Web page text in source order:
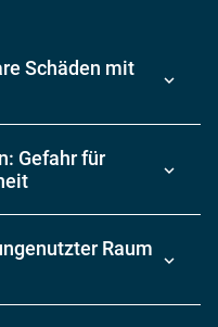
Schä­den mit
Gefahr für
Raum